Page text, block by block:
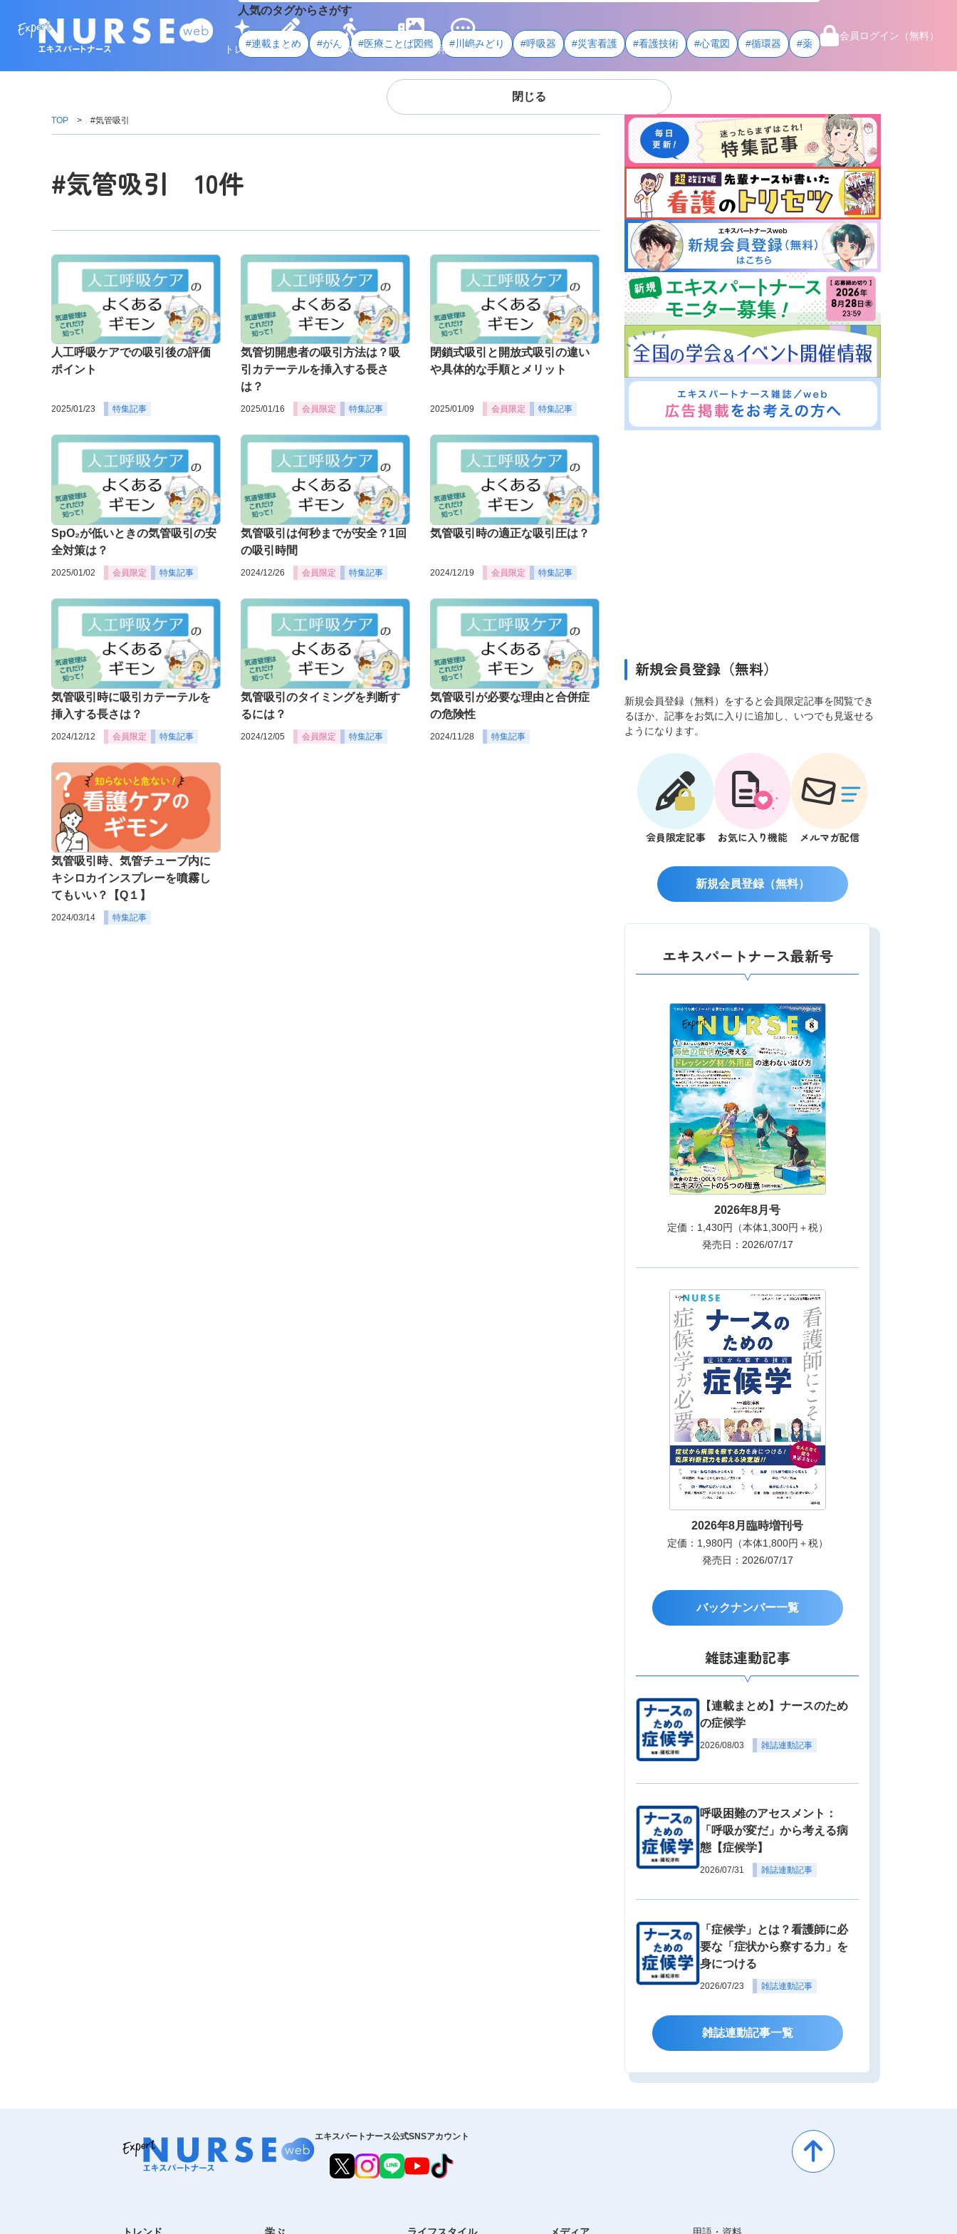
人気のタグからさがす
#連載まとめ #がん #医療ことば図鑑 #川嶋みどり #呼吸器 #災害看護 #看護技術 #心電図 #循環器 #薬
閉じる
会員ログイン（無料）
トレンド
学ぶ ライフスタイル メディア 用語・資料
TOP #気管吸引
#気管吸引 10件
人工呼吸ケアでの吸引後の評価
ポイント
2025/01/23 特集記事
気管切開患者の吸引方法は？吸
引カテーテルを挿入する長さ
は？
2025/01/16 会員限定 特集記事
閉鎖式吸引と開放式吸引の違い
や具体的な手順とメリット
2025/01/09 会員限定 特集記事
SpO₂が低いときの気管吸引の安
全対策は？
2025/01/02 会員限定 特集記事
気管吸引は何秒までが安全？1回
の吸引時間
2024/12/26 会員限定 特集記事
気管吸引時の適正な吸引圧は？
2024/12/19 会員限定 特集記事
気管吸引時に吸引カテーテルを
挿入する長さは？
2024/12/12 会員限定 特集記事
気管吸引のタイミングを判断す
るには？
2024/12/05 会員限定 特集記事
気管吸引が必要な理由と合併症
の危険性
2024/11/28 特集記事
気管吸引時、気管チューブ内に
キシロカインスプレーを噴霧し
てもいい？【Q１】
2024/03/14 特集記事
新規会員登録（無料）
新規会員登録（無料）をすると会員限定記事を閲覧でき
るほか、記事をお気に入りに追加し、いつでも見返せる
ようになります。
会員限定記事 お気に入り機能 メルマガ配信
新規会員登録（無料）
エキスパートナース最新号
2026年8月号
定価：1,430円（本体1,300円＋税）
発売日：2026/07/17
2026年8月臨時増刊号
定価：1,980円（本体1,800円＋税）
発売日：2026/07/17
バックナンバー一覧
雑誌連動記事
【連載まとめ】ナースのため
の症候学
2026/08/03 雑誌連動記事
呼吸困難のアセスメント：
「呼吸が変だ」から考える病
態【症候学】
2026/07/31 雑誌連動記事
「症候学」とは？看護師に必
要な「症状から察する力」を
身につける
2026/07/23 雑誌連動記事
雑誌連動記事一覧
エキスパートナース公式SNSアカウント
トレンド 学ぶ ライフスタイル メディア 用語・資料